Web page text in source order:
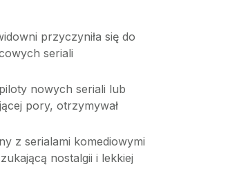
przyczyniła się do
seriali
nowych seriali lub
pory, otrzymywał
z serialami komediowymi
nostalgii i lekkiej